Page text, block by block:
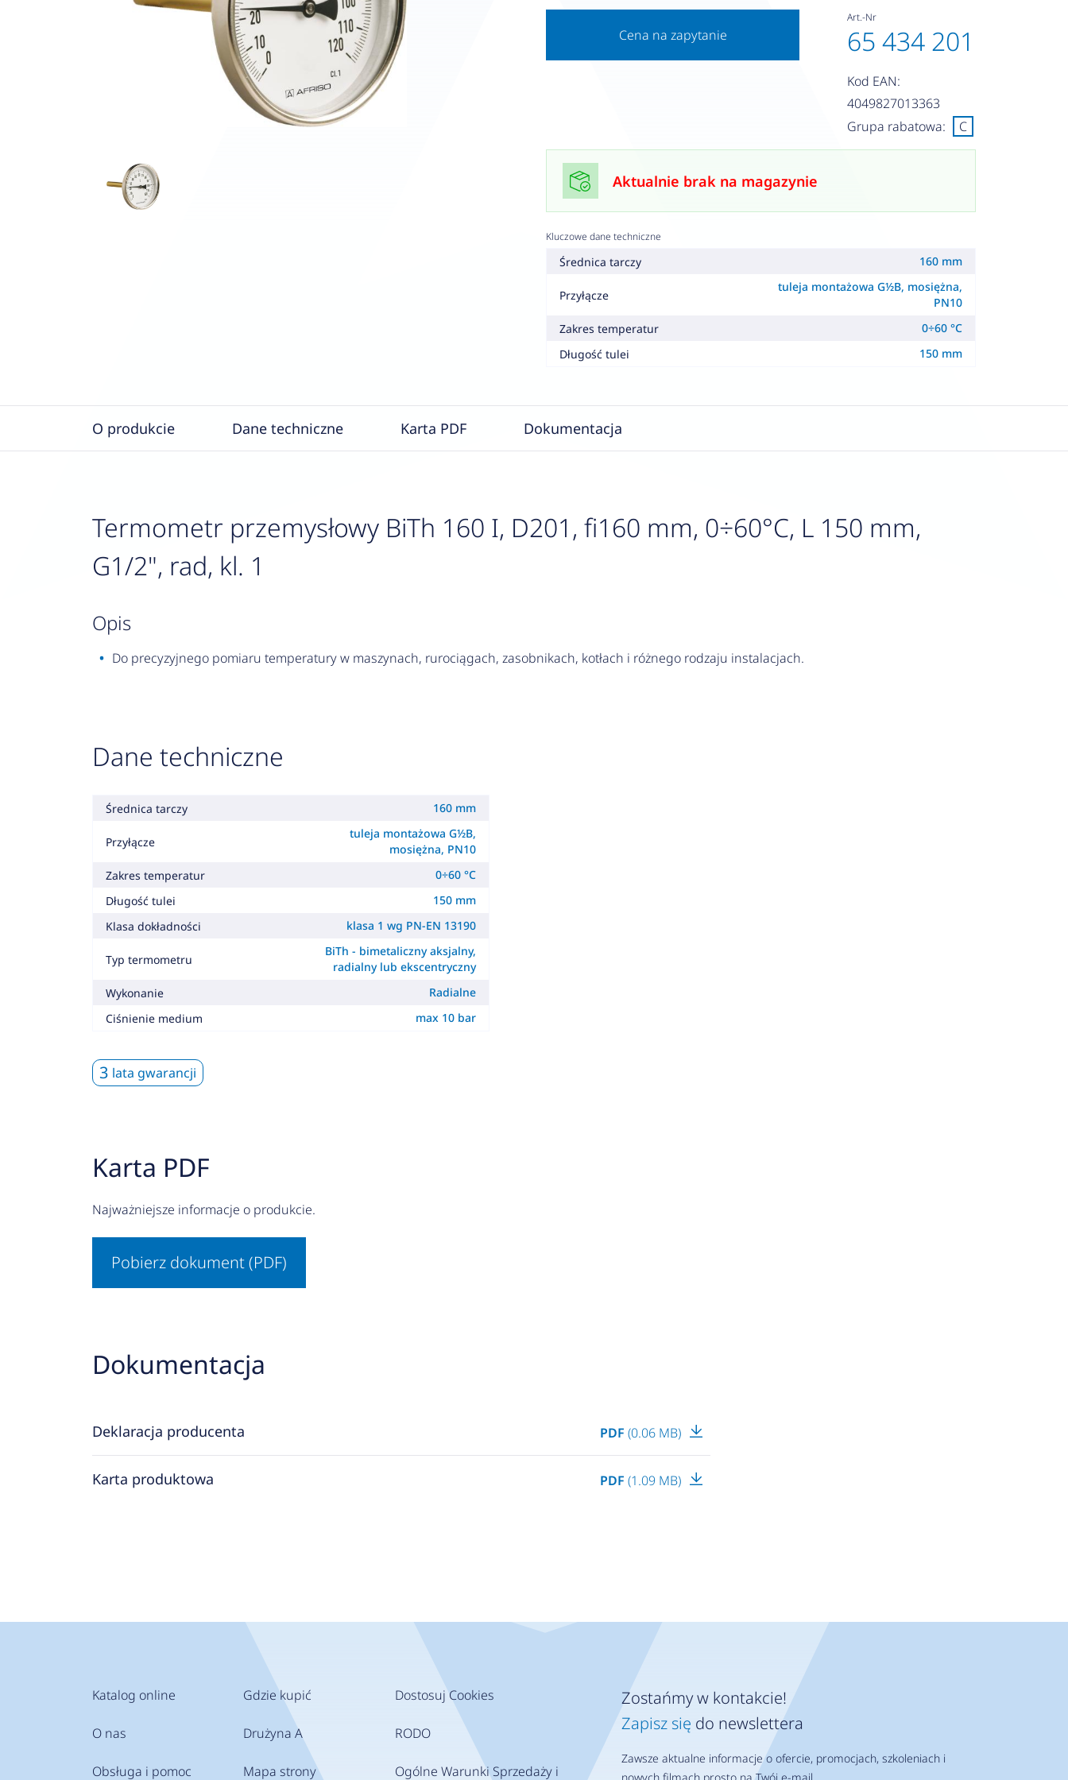
Cena na zapytanie
Art.-Nr
65 434 201
Kod EAN:
4049827013363
Grupa rabatowa:
C
Aktualnie brak na magazynie
Kluczowe dane techniczne
Średnica tarczy 160 mm
Przyłącze
tuleja montażowa G½B, mosiężna,
PN10
Zakres temperatur
0÷60 °C
Długość tulei
150 mm
O produkcie Dane techniczne Karta PDF Dokumentacja
Termometr przemysłowy BiTh 160 I, D201, fi160 mm, 0÷60°C, L 150 mm,
G1/2", rad, kl. 1
opis
Do precyzyjnego pomiaru temperatury w maszynach, rurociągach, zasobnikach, kotłach i różnego rodzaju instalacjach.
Dane techniczne
Średnica tarczy 160 mm
Przyłącze
tuleja montażowa G½B,
mosiężna, PN10
Zakres temperatur
0÷60 °C
Długość tulei
150 mm
Klasa dokładności
klasa 1 wg PN-EN 13190
Typ termometru
BiTh - bimetaliczny aksjalny,
radialny lub ekscentryczny
Wykonanie
Radialne
Ciśnienie medium
max 10 bar
3 lata gwarancji
Karta PDF
Najważniejsze informacje o produkcie.
Pobierz dokument (PDF)
Dokumentacja
Deklaracja producenta PDF (0.06 MB)
Karta produktowa PDF (1.09 MB)
Katalog online
O nas
Obsługa i pomoc
Gdzie kupić
Drużyna A
Mapa strony
Dostosuj Cookies
RODO
Ogólne Warunki Sprzedaży i
Zostańmy w kontakcie!
Zapisz się do newslettera
Zawsze aktualne informacje o ofercie, promocjach, szkoleniach i